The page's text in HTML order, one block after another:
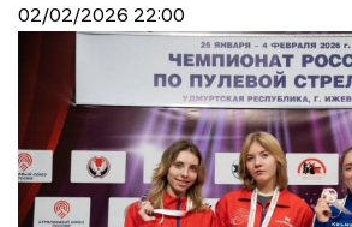
02/02/2026 22:00